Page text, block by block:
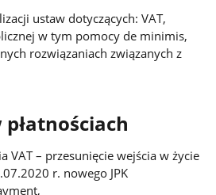
ustaw dotyczących: VAT,
w tym pomocy de minimis,
rozwiązaniach związanych z
VAT – przesunięcie wejścia w życie
r. nowego JPK